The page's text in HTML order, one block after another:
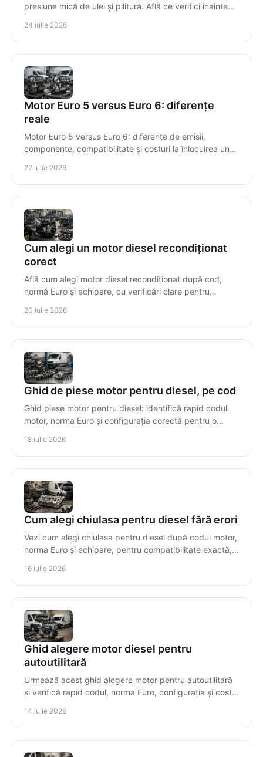
presiune mică de ulei și pilitură. Află ce verifici înainte
24 iulie 2026
Motor Euro 5 versus Euro 6: diferențe
reale
Motor Euro 5 versus Euro 6: diferențe de emisii,
componente, compatibilitate și costuri la înlocuirea unui
22 iulie 2026
Cum alegi un motor diesel recondiționat
corect
Află cum alegi motor diesel recondiționat după cod,
normă Euro și echipare, cu verificări clare pentru
20 iulie 2026
Ghid de piese motor pentru diesel, pe cod
Ghid piese motor pentru diesel: identifică rapid codul
motor, norma Euro și configurația corectă pentru o
18 iulie 2026
Cum alegi chiulasa pentru diesel fără erori
Vezi cum alegi chiulasa pentru diesel după codul motor,
norma Euro și echipare, pentru compatibilitate exactă,
16 iulie 2026
Ghid alegere motor diesel pentru
autoutilitară
Urmează acest ghid alegere motor pentru autoutilitară
și verifică rapid codul, norma Euro, configurația și costul
14 iulie 2026